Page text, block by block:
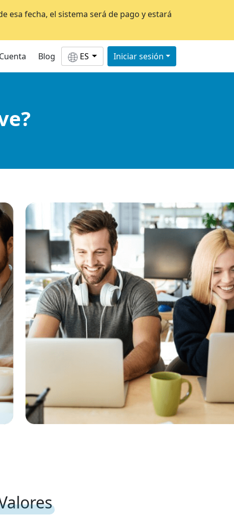
esa fecha, el sistema será de pago y estará
Blog ES Iniciar sesión